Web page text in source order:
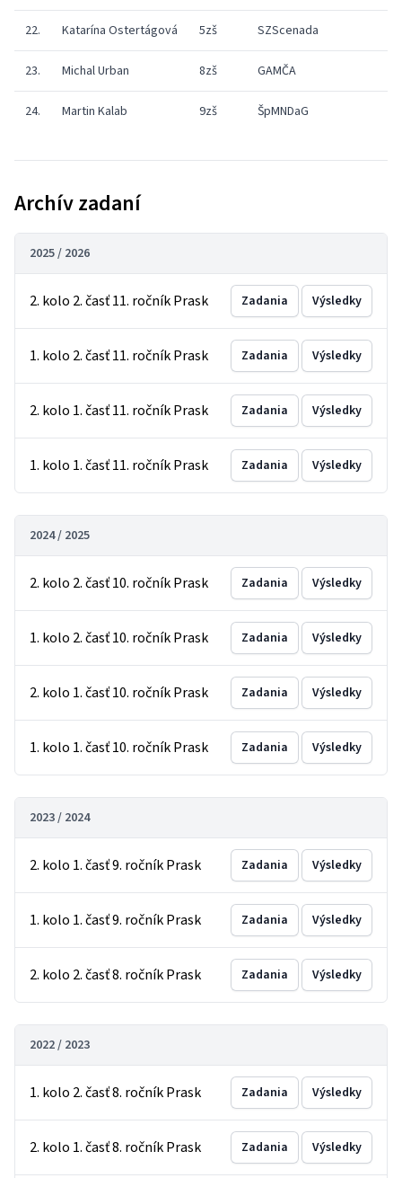
22. Katarína Ostertágová 5zš SZScenada
23. Michal Urban 8zš GAMČA
24. Martin Kalab 9zš ŠpMNDaG
Archív zadaní
2025 / 2026
2. kolo 2. časť 11. ročník Prask Zadania Výsledky
1. kolo 2. časť 11. ročník Prask Zadania Výsledky
2. kolo 1. časť 11. ročník Prask Zadania Výsledky
1. kolo 1. časť 11. ročník Prask Zadania Výsledky
2024 / 2025
2. kolo 2. časť 10. ročník Prask Zadania Výsledky
1. kolo 2. časť 10. ročník Prask Zadania Výsledky
2. kolo 1. časť 10. ročník Prask Zadania Výsledky
1. kolo 1. časť 10. ročník Prask Zadania Výsledky
2023 / 2024
2. kolo 1. časť 9. ročník Prask Zadania Výsledky
1. kolo 1. časť 9. ročník Prask Zadania Výsledky
2. kolo 2. časť 8. ročník Prask Zadania Výsledky
2022 / 2023
1. kolo 2. časť 8. ročník Prask Zadania Výsledky
2. kolo 1. časť 8. ročník Prask Zadania Výsledky